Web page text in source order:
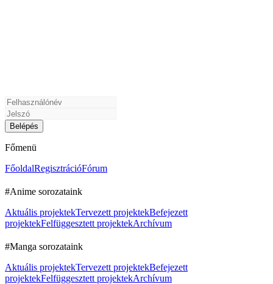
Főmenü
FőoldalRegisztrációFórum
#Anime sorozataink
Aktuális projektekTervezett projektekBefejezett
projektekFelfüggesztett projektekArchívum
#Manga sorozataink
Aktuális projektekTervezett projektekBefejezett
projektekFelfüggesztett projektekArchívum